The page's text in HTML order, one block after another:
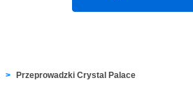
Przeprowadzki Crystal Palace